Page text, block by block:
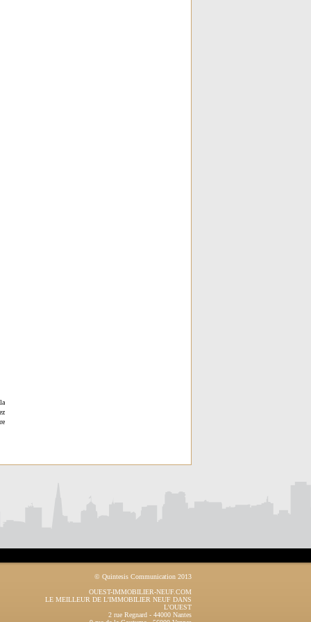
© Quintesis Communication 2013
OUEST-IMMOBILIER-NEUF.COM
LE MEILLEUR DE L'IMMOBILIER NEUF DANS
L'OUEST
2 rue Regnard - 44000 Nantes